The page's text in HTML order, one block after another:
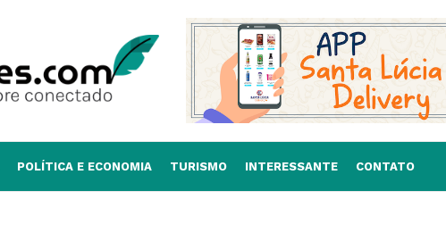
POLÍTICA E ECONOMIA TURISMO INTERESSANTE CONTATO